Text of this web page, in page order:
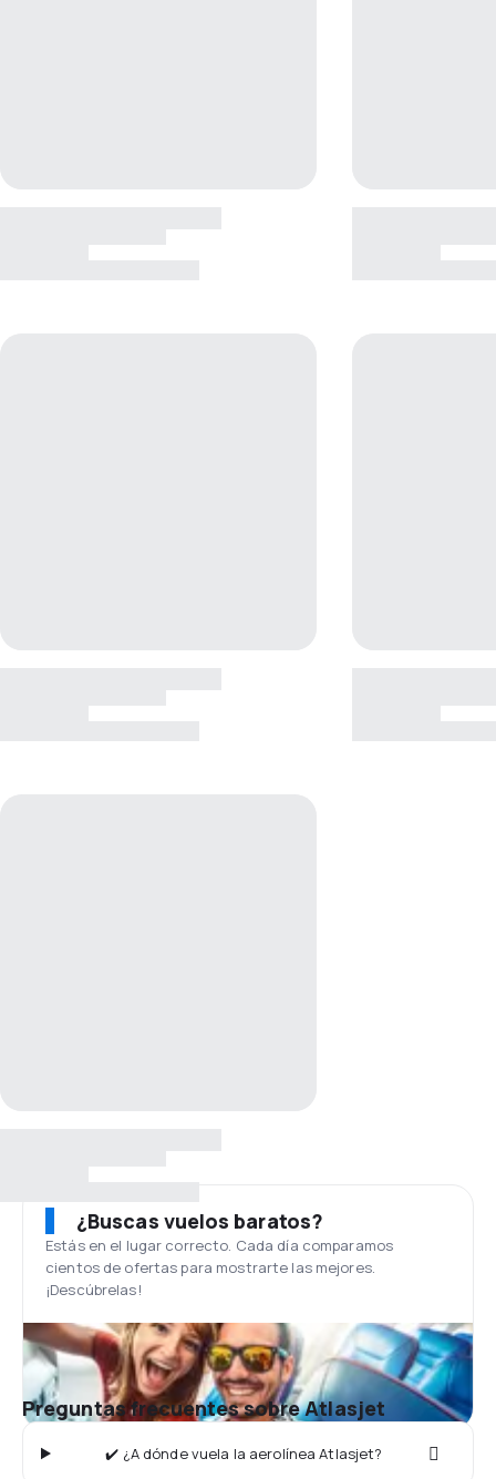
¿Buscas vuelos baratos?
Estás en el lugar correcto. Cada día comparamos
cientos de ofertas para mostrarte las mejores.
¡Descúbrelas!
Preguntas frecuentes sobre Atlasjet
✔️ ¿A dónde vuela la aerolínea Atlasjet?